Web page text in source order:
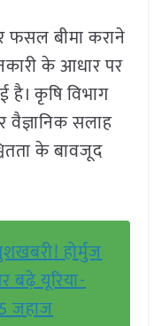
फसल बीमा कराने
के आधार पर
है। कृषि विभाग
वैज्ञानिक सलाह
के बावजूद
होर्मुज
बढ़े यूरिया-
जहाज